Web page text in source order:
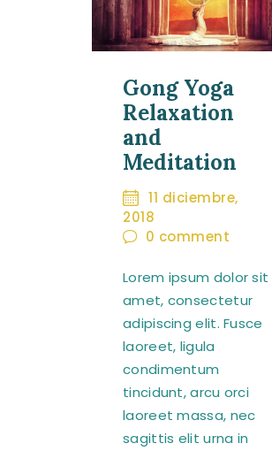
Gong Yoga
Relaxation
and
Meditation
11 diciembre,
2018
0 comment
Lorem ipsum dolor sit
amet, consectetur
adipiscing elit. Fusce
laoreet, ligula
condimentum
tincidunt, arcu orci
laoreet massa, nec
sagittis elit urna in